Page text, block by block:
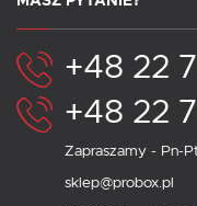
+48 22
+48 22
Zapraszamy - Pn-
sklep@probox.pl